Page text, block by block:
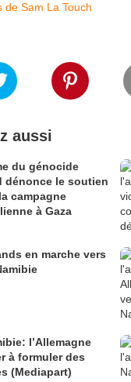
de Sam La Touch
aussi
du génocide
dénonce le soutien
campagne
à Gaza
en marche vers
l’Allemagne
à formuler des
(Mediapart)